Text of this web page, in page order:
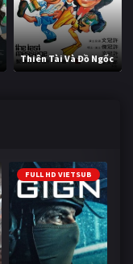
Thiên Tài Và Đồ Ngốc
FULL HD VIETSUB